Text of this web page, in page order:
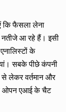
कि फैसला लेना
आ रहे हैं। इसी
के
सबके पीछे कंपनी
से लेकर वर्तमान और
ओपन एआई के चैट